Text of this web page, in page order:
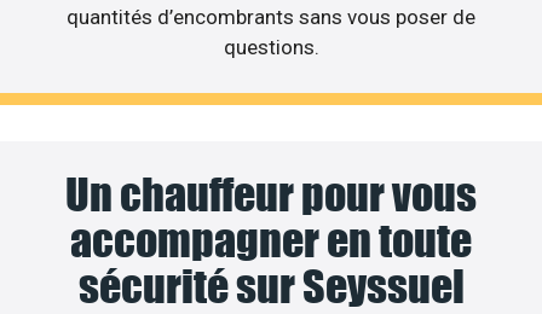
quantités d’encombrants sans vous poser de
questions.
Un chauffeur pour vous
accompagner en toute
sécurité sur Seyssuel